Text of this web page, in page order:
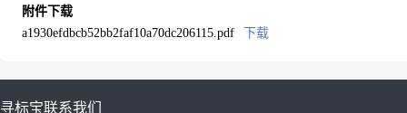
附件下载
a1930efdbcb52bb2faf10a70dc206115.pdf
下载
寻标宝联系我们